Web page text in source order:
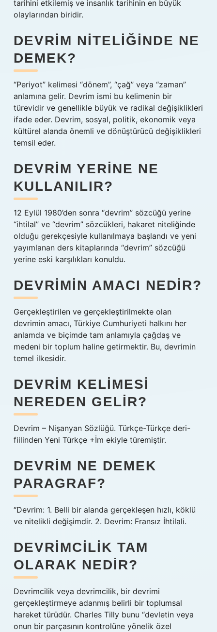
tarihini etkilemiş ve insanlık tarihinin en büyük
olaylarından biridir.
DEVRIM NITELIĞINDE NE
DEMEK?
“Periyot” kelimesi “dönem”, “çağ” veya “zaman”
anlamına gelir. Devrim ismi bu kelimenin bir
türevidir ve genellikle büyük ve radikal değişiklikleri
ifade eder. Devrim, sosyal, politik, ekonomik veya
kültürel alanda önemli ve dönüştürücü değişiklikleri
temsil eder.
DEVRIM YERINE NE
KULLANILIR?
12 Eylül 1980’den sonra “devrim” sözcüğü yerine
“ihtilal” ve “devrim” sözcükleri, hakaret niteliğinde
olduğu gerekçesiyle kullanılmaya başlandı ve yeni
yayımlanan ders kitaplarında “devrim” sözcüğü
yerine eski karşılıkları konuldu.
DEVRIMIN AMACI NEDIR?
Gerçekleştirilen ve gerçekleştirilmekte olan
devrimin amacı, Türkiye Cumhuriyeti halkını her
anlamda ve biçimde tam anlamıyla çağdaş ve
medeni bir toplum haline getirmektir. Bu, devrimin
temel ilkesidir.
DEVRIM KELIMESI
NEREDEN GELIR?
Devrim – Nişanyan Sözlüğü. Türkçe-Türkçe deri-
fiilinden Yeni Türkçe +İm ekiyle türemiştir.
DEVRIM NE DEMEK
PARAGRAF?
“Devrim: 1. Belli bir alanda gerçekleşen hızlı, köklü
ve nitelikli değişimdir. 2. Devrim: Fransız İhtilali.
DEVRIMCILIK TAM
OLARAK NEDIR?
Devrimcilik veya devrimcilik, bir devrimi
gerçekleştirmeye adanmış belirli bir toplumsal
hareket türüdür. Charles Tilly bunu “devletin veya
onun bir parçasının kontrolüne yönelik özel